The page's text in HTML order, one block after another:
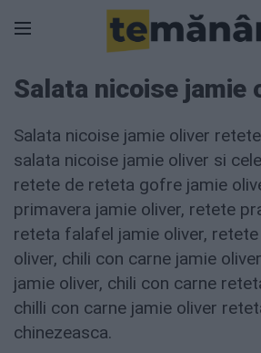
Salata nicoise jamie
Salata nicoise jamie oliver
salata nicoise jamie oliver si
retete de reteta gofre jamie
primavera jamie oliver, retete
reteta falafel jamie oliver,
oliver, chili con carne jamie
jamie oliver, chili con carne
chilli con carne jamie oliver
chinezeasca.